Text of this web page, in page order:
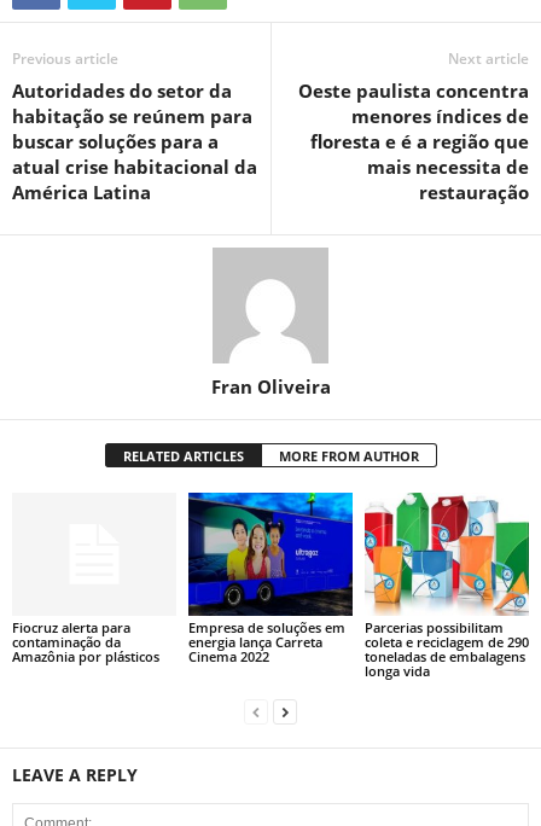
Previous article
Autoridades do setor da
habitação se reúnem para
buscar soluções para a
atual crise habitacional da
América Latina
Next article
Oeste paulista concentra
menores índices de
floresta e é a região que
mais necessita de
restauração
Fran Oliveira
RELATED ARTICLES MORE FROM AUTHOR
Fiocruz alerta para
contaminação da
Amazônia por plásticos
Empresa de soluções em
energia lança Carreta
Cinema 2022
Parcerias possibilitam
coleta e reciclagem de 290
toneladas de embalagens
longa vida
LEAVE A REPLY